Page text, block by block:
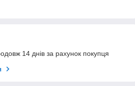
14 днів за рахунок покупця